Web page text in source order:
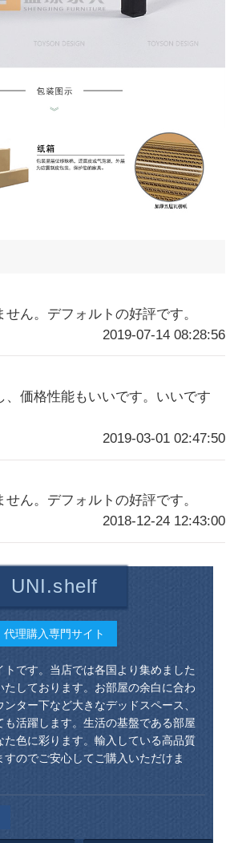
ん。デフォルトの好評です。
2019-07-14 08:28:56
、価格性能もいいです。いいです
2019-03-01 02:47:50
ん。デフォルトの好評です。
2018-12-24 12:43:00
UNI.shelf
代理購入専門サイト
です。当店では各国より集めました
たしております。お部屋の余白に合わ
ター下など大きなデッドスペース、
も活躍します。生活の基盤である部屋
た色に彩ります。輸入している高品質
のでご安心してご購入いただけま